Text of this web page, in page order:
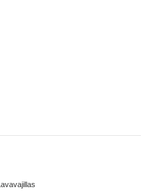
Lavavajillas